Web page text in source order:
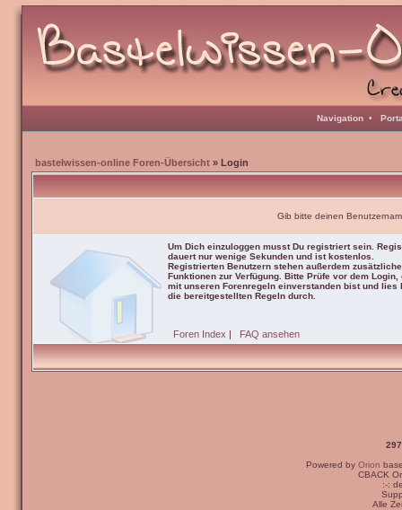
Navigation •
bastelwissen-online Foren-Übersicht » Login
Gib bitte deinen
Um Dich einzuloggen musst Du registriert sein.
dauert nur wenige Sekunden und ist kostenlos.
Registrierten Benutzern stehen außerdem zusätzliche
Funktionen zur Verfügung. Bitte Prüfe vor dem Login,
mit unseren Forenregeln einverstanden bist und lies
die bereitgestellten Regeln durch.
Foren Index | FAQ ansehen
Powered by Orion
CBACK
:-:
Alle